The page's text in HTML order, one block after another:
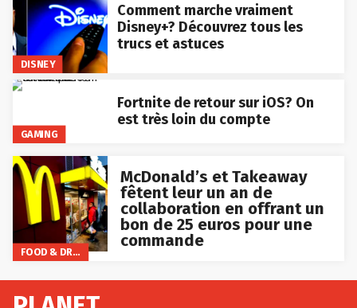
DISNEY
Comment marche vraiment
Disney+? Découvrez tous les
trucs et astuces
GAMING
Fortnite de retour sur iOS? On
est très loin du compte
FOOD & DRINKS
McDonald’s et Takeaway
fêtent leur un an de
collaboration en offrant un
bon de 25 euros pour une
commande